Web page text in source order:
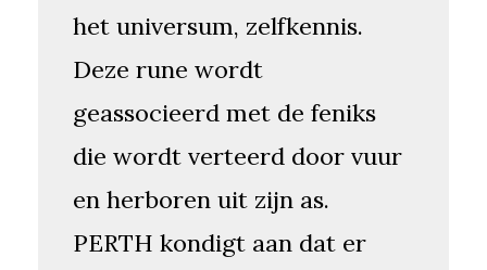
het universum, zelfkennis.
Deze rune wordt
geassocieerd met de feniks
die wordt verteerd door vuur
en herboren uit zijn as.
PERTH kondigt aan dat er